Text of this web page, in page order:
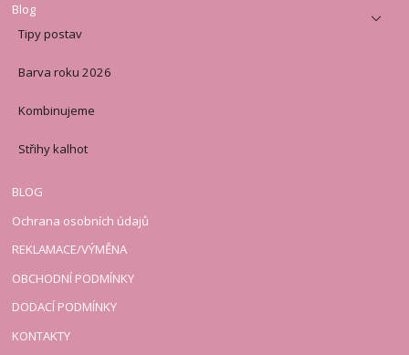
Blog
Tipy postav
Barva roku 2026
Kombinujeme
Střihy kalhot
BLOG
Ochrana osobních údajů
REKLAMACE/VÝMĚNA
OBCHODNÍ PODMÍNKY
DODACÍ PODMÍNKY
KONTAKTY